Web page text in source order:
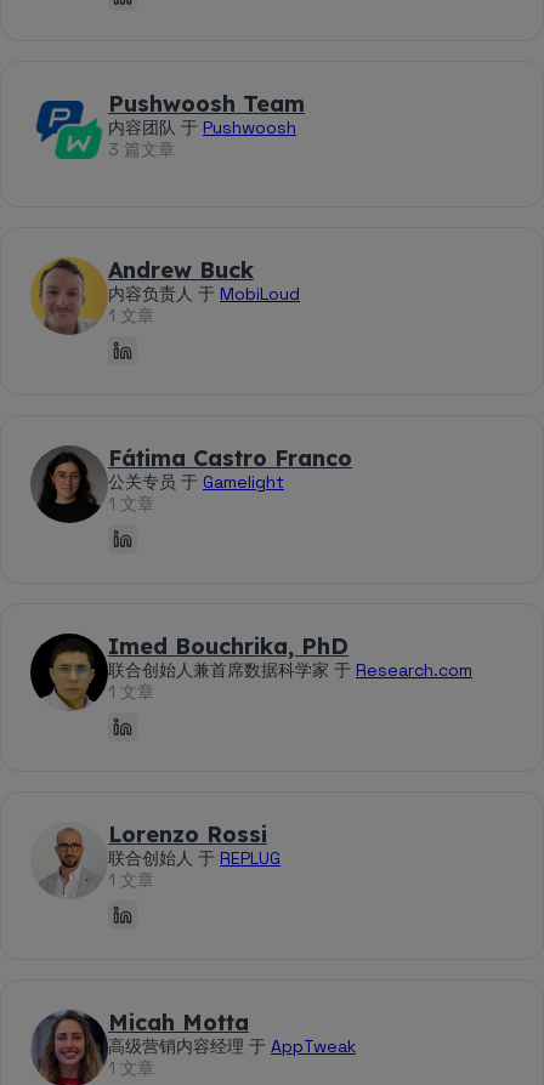
Pushwoosh Team
内容团队 于 Pushwoosh
3 篇文章
Andrew Buck
内容负责人 于 MobiLoud
1 文章
Fátima Castro Franco
公关专员 于 Gamelight
1 文章
Imed Bouchrika, PhD
联合创始人兼首席数据科学家 于 Research.com
1 文章
Lorenzo Rossi
联合创始人 于 REPLUG
1 文章
Micah Motta
高级营销内容经理 于 AppTweak
1 文章